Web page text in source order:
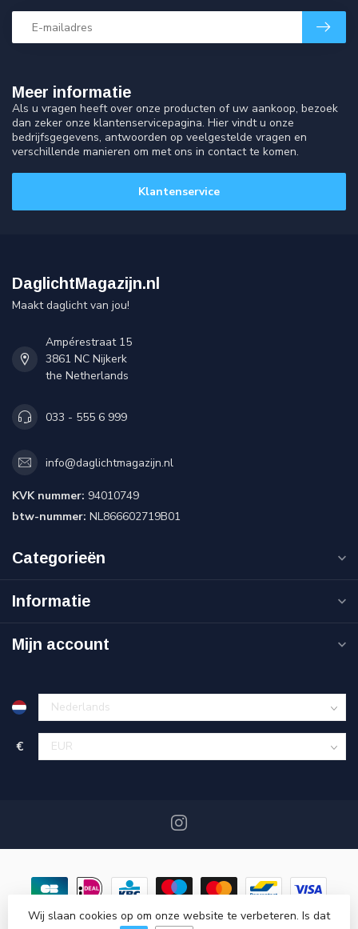
Meer informatie
Als u vragen heeft over onze producten of uw aankoop, bezoek
dan zeker onze klantenservicepagina. Hier vindt u onze
bedrijfsgegevens, antwoorden op veelgestelde vragen en
verschillende manieren om met ons in contact te komen.
Klantenservice
DaglichtMagazijn.nl
Maakt daglicht van jou!
Ampérestraat 15
3861 NC Nijkerk
the Netherlands
033 - 555 6 999
info@daglichtmagazijn.nl
KVK nummer: 94010749
btw-nummer: NL866602719B01
Categorieën
Informatie
Mijn account
€
© Copyright 2026 DaglichtMagazijn.nl- Powered byLightspeed-
Wij slaan cookies op om onze website te verbeteren. Is dat